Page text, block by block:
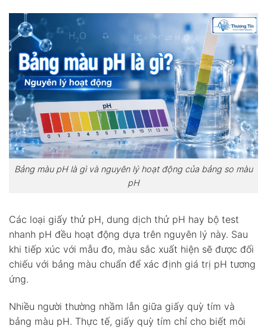
Bảng màu pH là gì và nguyên lý hoạt động của bảng so màu
pH
Các loại giấy thử pH, dung dịch thử pH hay bộ test
nhanh pH đều hoạt động dựa trên nguyên lý này. Sau
khi tiếp xúc với mẫu đo, màu sắc xuất hiện sẽ được đối
chiếu với bảng màu chuẩn để xác định giá trị pH tương
ứng.
Nhiều người thường nhầm lẫn giữa giấy quỳ tím và
bảng màu pH. Thực tế, giấy quỳ tím chỉ cho biết môi